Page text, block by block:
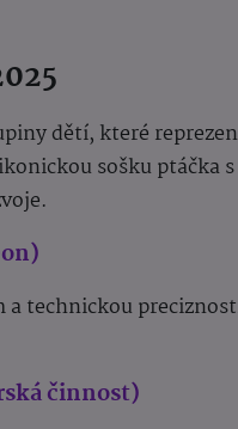
dětí, které
sošku ptáčka
technickou
činnost)